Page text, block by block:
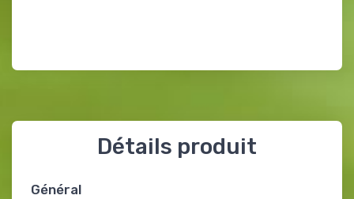
Détails produit
Général